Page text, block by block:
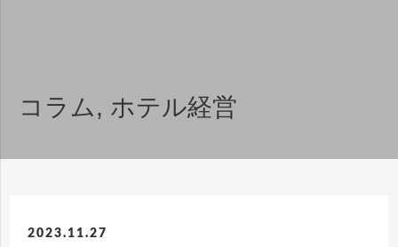
コラム, ホテル経営
2023.11.27